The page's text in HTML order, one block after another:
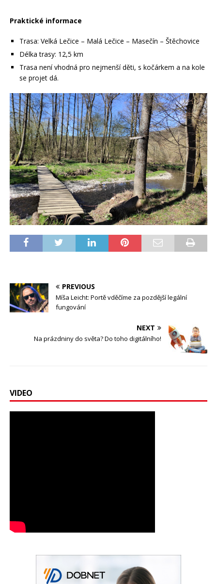
Praktické informace
Trasa: Velká Lečice – Malá Lečice – Masečín – Štěchovice
Délka trasy: 12,5 km
Trasa není vhodná pro nejmenší děti, s kočárkem a na kole
se projet dá.
PREVIOUS
Míša Leicht: Portě vděčíme za pozdější legální
fungování
NEXT
Na prázdniny do světa? Do toho digitálního!
VIDEO